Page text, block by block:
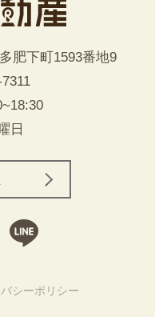
肥下町1593番地9
日
シーポリシー